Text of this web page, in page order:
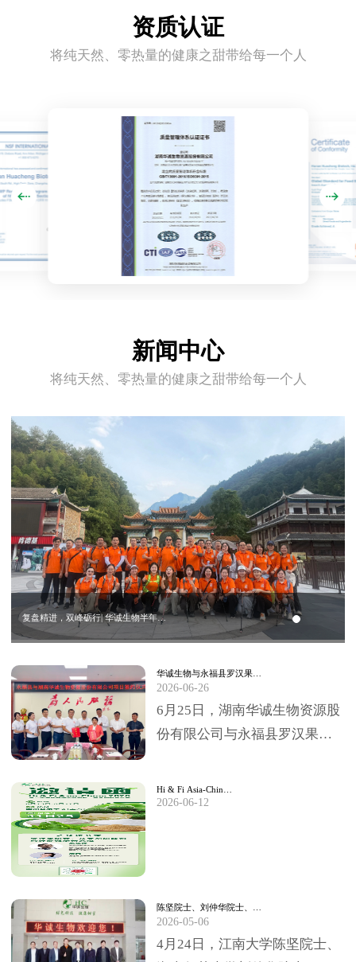
资质认证
将纯天然、零热量的健康之甜带给每一个人
新闻中心
将纯天然、零热量的健康之甜带给每一个人
复盘精进，双峰砺行| 华诚生物半年…
华诚生物与永福县罗汉果…
2026-06-26
6月25日，湖南华诚生物资源股
份有限公司与永福县罗汉果深
举行。永福县委书…
Hi & Fi Asia-Chin…
2026-06-12
陈坚院士、刘仲华院士、…
2026-05-06
4月24日，江南大学陈坚院士、